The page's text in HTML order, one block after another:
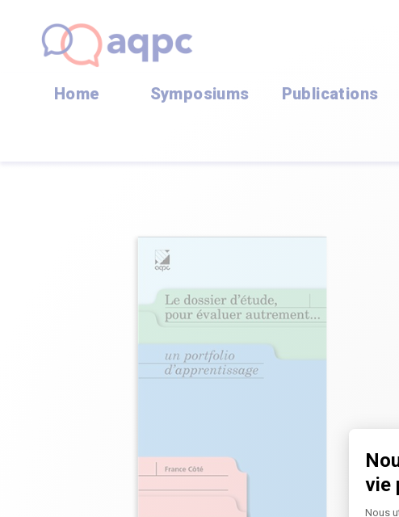
Home Symposiums Publications